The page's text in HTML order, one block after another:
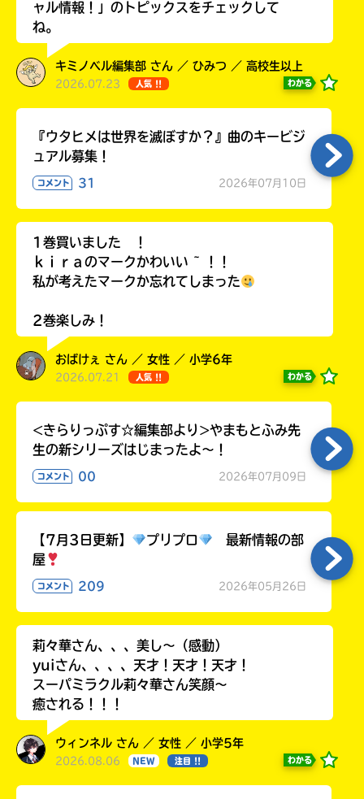
ャル情報！」のトピックスをチェックして
ね。
キミノベル編集部 さん ／ ひみつ ／ 高校生以上
2026.07.23 人気 !! わかる
『ウタヒメは世界を滅ぼすか？』曲のキービジ
ュアル募集！
コメント 31 2026年07月10日
1巻買いました ！
ｋｉｒａのマークかわいい ~ ！！
私が考えたマークか忘れてしまった
2巻楽しみ！
おばけぇ さん ／ 女性 ／ 小学6年
2026.07.21 人気 !! わかる
<きらりっぷす☆編集部より>やまもとふみ先
生の新シリーズはじまったよ～！
コメント 00 2026年07月09日
【7月3日更新】 プリプロ
最新情報の部
屋
コメント 209 2026年05月26日
莉々華さん、、、美し〜（感動）
yuiさん、、、、天才！天才！天才！
スーパミラクル莉々華さん笑顔〜
癒される！！！
ウィンネル さん ／ 女性 ／ 小学5年
2026.08.06 NEW 注目 !! わかる